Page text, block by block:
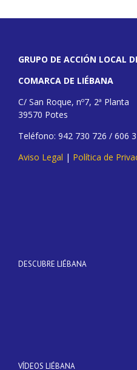
GRUPO DE ACCIÓN LOCAL
COMARCA DE LIÉBANA
C/ San Roque, nº7, 2ª Planta
39570 Potes
Teléfono: 942 730 726 / 606
Aviso Legal | Política de
DESCUBRE LIÉBANA
VÍDEOS LIÉBANA